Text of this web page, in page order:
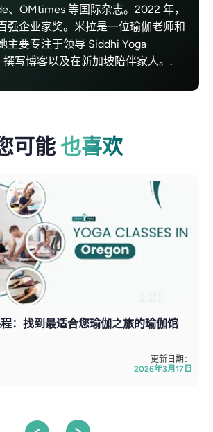
、OMtimes 等国际杂志。2022 年，
强企业家奖。米拉是一位瑜伽老师和
主要专注于领导 Siddhi Yoga
写博客以及在新加坡陪伴家人。.
可能 也喜欢
：找到最适合您瑜伽之旅的瑜伽馆
更新日期：
2026年3月17日